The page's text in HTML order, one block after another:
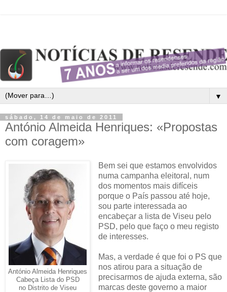
▼
sábado, 14 de maio de 2011
António Almeida Henriques: «Propostas
com coragem»
António Almeida Henriques
Cabeça Lista do PSD
no Distrito de Viseu
Bem sei que estamos envolvidos
numa campanha eleitoral, num
dos momentos mais difíceis
porque o País passou até hoje,
sou parte interessada ao
encabeçar a lista de Viseu pelo
PSD, pelo que faço o meu registo
de interesses.
Mas, a verdade é que foi o PS que
nos atirou para a situação de
precisarmos de ajuda externa, são
marcas deste governo a maior